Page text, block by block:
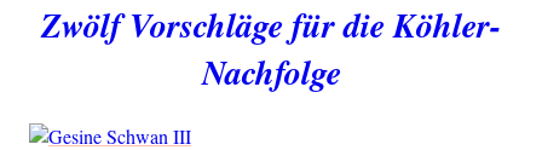
Zwölf Vorschläge für die Köhler-
Nachfolge